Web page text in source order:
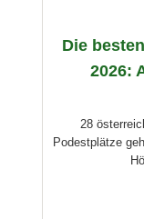
Die
2026:
28
Podestplätze